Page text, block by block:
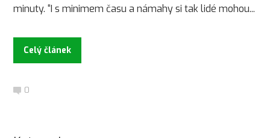
minuty. “I s minimem času a námahy si tak lidé mohou...
Celý článek
0